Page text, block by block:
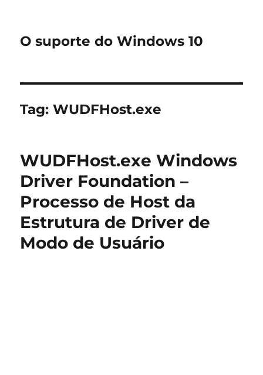
O suporte do Windows 10
Tag:WUDFHost.exe
WUDFHost.exe Windows
Driver Foundation –
Processo de Host da
Estrutura de Driver de
Modo de Usuário